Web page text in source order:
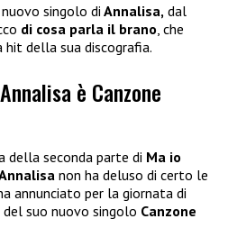
singolo di Annalisa, dal
di cosa parla il brano , che
della sua discografia.
è Canzone
della seconda parte di Ma io
non ha deluso di certo le
annunciato per la giornata di
del suo nuovo singolo Canzone